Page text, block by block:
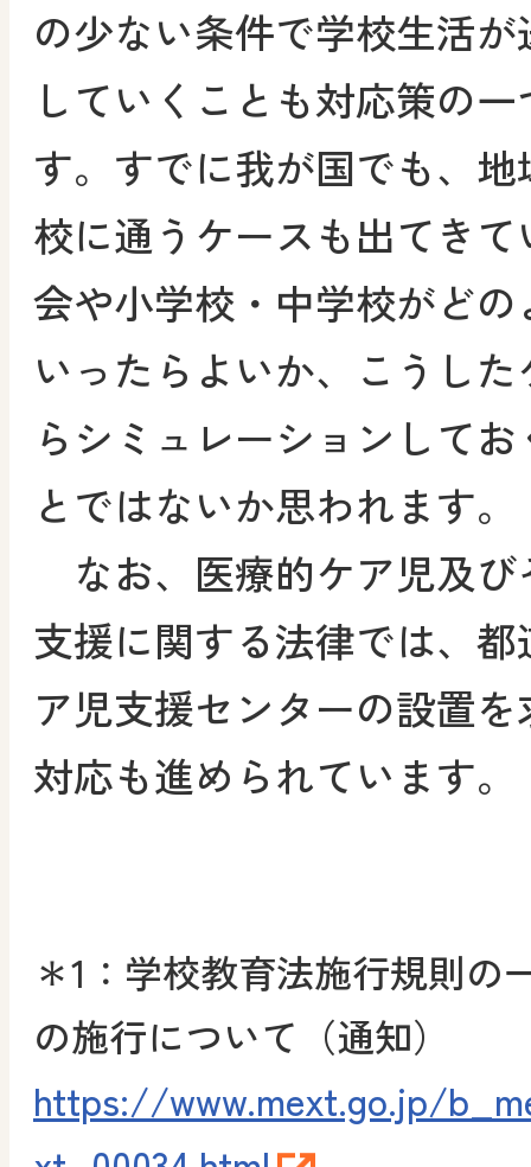
の少ない条件で学校生活
していくことも対応策の
す。すでに我が国でも、
校に通うケースも出てき
会や小学校・中学校がど
いったらよいか、こうし
らシミュレーションして
とではないか思われます。
なお、医療的ケア児及び
支援に関する法律では、
ア児支援センターの設置
対応も進められています。
＊1：学校教育法施行規則の
の施行について（通知）
https://www.mext.go.jp/